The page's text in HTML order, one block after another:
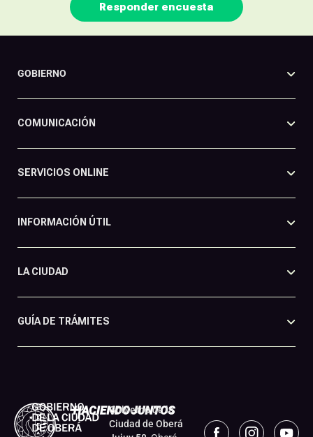
Responder encuesta
GOBIERNO
COMUNICACIÓN
SERVICIOS ONLINE
INFORMACIÓN ÚTIL
LA CIUDAD
GUÍA DE TRÁMITES
Gobierno de la
Ciudad de Oberá